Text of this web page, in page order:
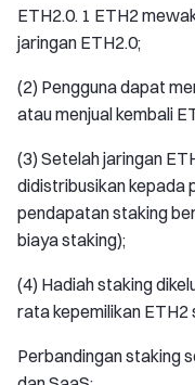
ETH2.0. 1 ETH2
jaringan ETH2.0;
(2) Pengguna dapat
atau menjual kembali
(3) Setelah jaringan
didistribusikan kepada
pendapatan staking
biaya staking);
(4) Hadiah staking
rata kepemilikan ETH2
Perbandingan staking